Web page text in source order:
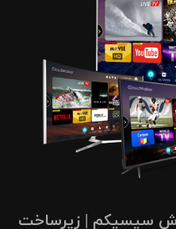
سیسیکم | زیرساخت